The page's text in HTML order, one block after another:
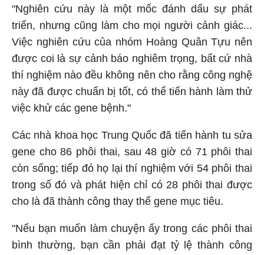
"Nghiên cứu này là một mốc đánh dấu sự phát
triển, nhưng cũng làm cho mọi người cảnh giác...
Việc nghiên cứu của nhóm Hoàng Quân Tựu nên
được coi là sự cảnh báo nghiêm trọng, bất cứ nhà
thí nghiệm nào đều không nên cho rằng công nghệ
này đã được chuẩn bị tốt, có thể tiến hành làm thử
việc khử các gene bệnh."
Các nhà khoa học Trung Quốc đã tiến hành tu sửa
gene cho 86 phôi thai, sau 48 giờ có 71 phôi thai
còn sống; tiếp đó họ lại thí nghiệm với 54 phôi thai
trong số đó và phát hiện chỉ có 28 phôi thai được
cho là đã thành công thay thế gene mục tiêu.
"Nếu bạn muốn làm chuyện ấy trong các phôi thai
bình thường, bạn cần phải đạt tỷ lệ thành công